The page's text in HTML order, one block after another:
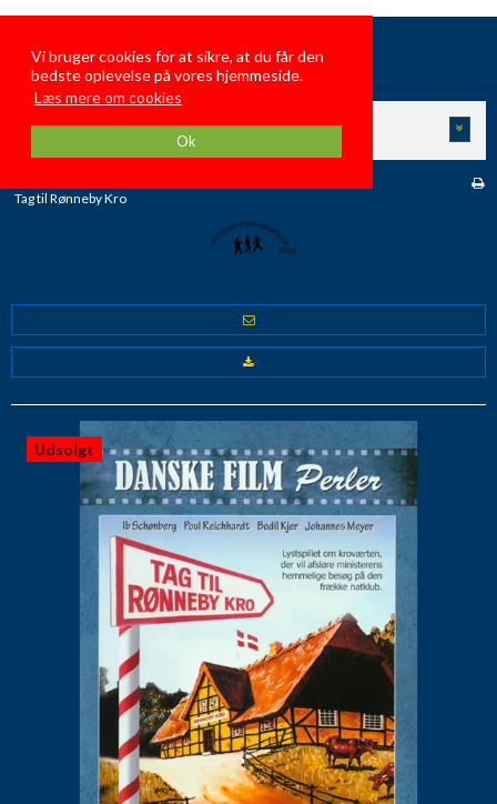
Vi bruger cookies for at sikre, at du får den
bedste oplevelse på vores hjemmeside.
Læs mere om cookies
Ok
GamleDanskeFilmFamiliehygge
KATEGORIER
Tag til Rønneby Kro
Udsolgt